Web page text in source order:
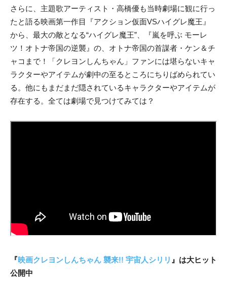
さらに、主題歌アーティスト・高橋優も当時劇場に観に行っ
たと語る映画第一作目『アクション仮面VSハイグレ魔王』
から、最大の敵となる“ハイグレ魔王”、『嵐を呼ぶ モーレ
ツ！オトナ帝国の逆襲』の、オトナ帝国の首謀者・ケン＆チ
ャコまで！「クレヨンしんちゃん」ファンには堪らないキャ
ラクターやアイテムが劇中の至るところにちりばめられてい
る。他にもまだまだ隠されているキャラクターやアイテムが
存在する。全ては劇場で見つけてみては？
『映画クレヨンしんちゃん 襲来!! 宇宙人シリリ 』は大ヒット
公開中